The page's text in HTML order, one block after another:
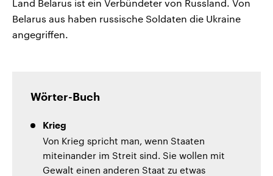
Land Belarus ist ein Verbündeter von Russland. Von
Belarus aus haben russische Soldaten die Ukraine
angegriffen.
Wörter-Buch
Krieg
Von Krieg spricht man, wenn Staaten
miteinander im Streit sind. Sie wollen mit
Gewalt einen anderen Staat zu etwas